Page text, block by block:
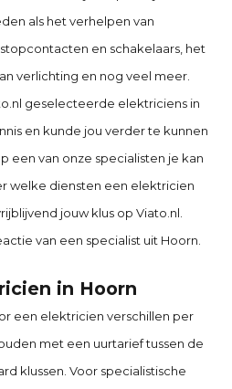
als het verhelpen van
en schakelaars, het
verlichting en nog veel meer.
geselecteerde elektriciens in
en kunde jou verder te kunnen
een van onze specialisten je kan
welke diensten een elektricien
jouw klus op Viato.nl.
van een specialist uit Hoorn.
in Hoorn
een elektricien verschillen per
met een uurtarief tussen de
klussen. Voor specialistische